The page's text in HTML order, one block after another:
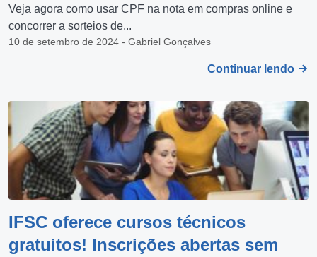
Veja agora como usar CPF na nota em compras online e
concorrer a sorteios de...
10 de setembro de 2024 - Gabriel Gonçalves
Continuar lendo
IFSC oferece cursos técnicos
gratuitos! Inscrições abertas sem